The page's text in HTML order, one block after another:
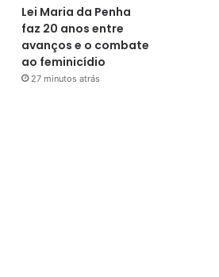
Lei Maria da Penha
faz 20 anos entre
avanços e o combate
ao feminicídio
27 minutos atrás